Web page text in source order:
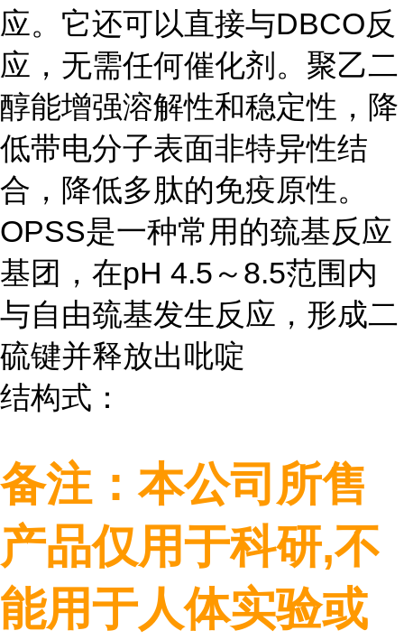
应。它还可以直接与DBCO反
应，无需任何催化剂。聚乙二
醇能增强溶解性和稳定性，降
低带电分子表面非特异性结
合，降低多肽的免疫原性。
OPSS是一种常用的巯基反应
基团，在pH 4.5 ～ 8.5范围内
与自由巯基发生反应，形成二
硫键并释放出吡啶
结构式：
备注：本公司所售
产品仅用于科研,不
能用于人体实验或